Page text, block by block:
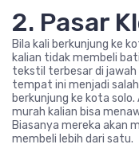
2. Pasar
Bila kali berkunjung ke
kalian tidak membeli
tekstil terbesar di
tempat ini menjadi
berkunjung ke kota
murah kalian bisa
Biasanya mereka akan
membeli lebih dari satu.